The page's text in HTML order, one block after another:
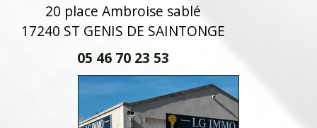
20 place Ambroise sablé
17240 ST GENIS DE SAINTONGE
05 46 70 23 53